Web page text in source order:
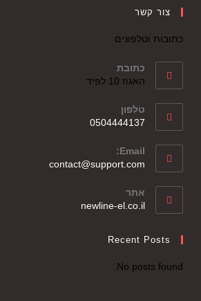
צור קשר
כתובות וטלפונים
כתובת
האגוז 10 לפיד
טלפון
0504444137
Email:
contact@support.com
אתר
newline-el.co.il
Recent Posts
No posts found.